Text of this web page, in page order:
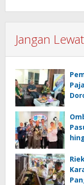
Jangan